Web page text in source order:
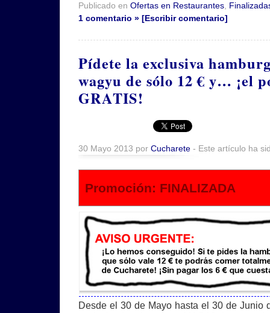
Publicado en Ofertas en Restaurantes,
1 comentario » [Escribir comentario]
Pídete la exclusiva
wagyu de sólo 12 € y… ¡el
GRATIS!
30 Mayo 2013 por Cucharete - Este artículo ha
Promoción: FINALIZADA
Desde el 30 de Mayo hasta el 30 de Junio